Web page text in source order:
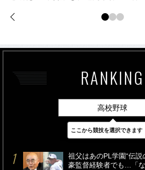
RANKING
高校野球
最新 24時間
祖父はあのPL学園“伝
豪監督経験者でも…「
ここから競技を選択できます